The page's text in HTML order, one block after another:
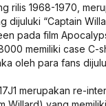
rilis 1968-1970,
dijuluki “Captain
pada film
memiliki case C-
oleh para fans
merupakan re-